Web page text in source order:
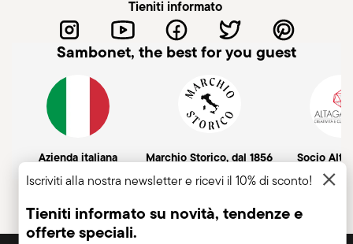
Tieniti informato
Sambonet, the best for you guest
Azienda italiana Marchio Storico, dal 1856 Socio
Iscriviti alla nostra newsletter e ricevi il 10% di sconto!
Tieniti informato su novità, tendenze e
offerte speciali.